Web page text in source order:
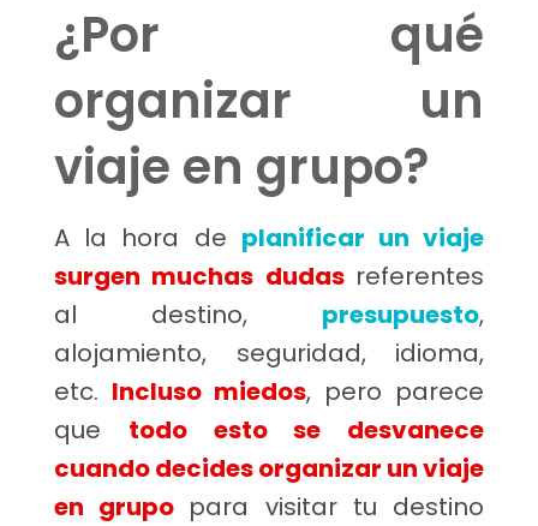
¿Por qué
organizar un
viaje en grupo?
A la hora de planificar un viaje
surgen muchas dudas referentes
al destino, presupuesto,
alojamiento, seguridad, idioma,
etc. Incluso miedos, pero parece
que todo esto se desvanece
cuando decides organizar un viaje
en grupo para visitar tu destino